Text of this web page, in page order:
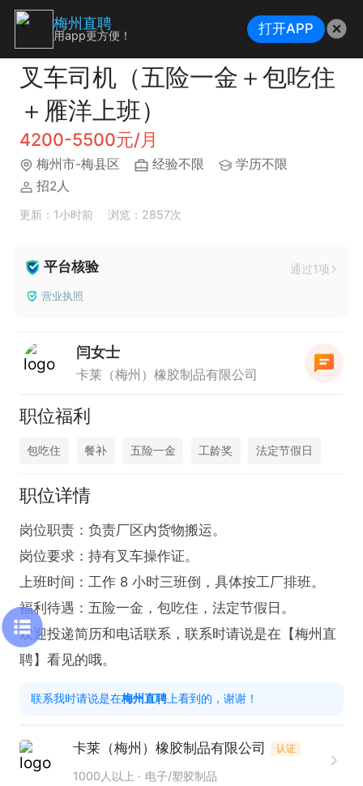
叉车司机（五险一金＋包吃住
＋雁洋上班）
4200-5500元/月
梅州市-梅县区 经验不限
学历不限
招2人
更新：1小时前 浏览：2857次
平台核验 通过1项
营业执照
闫女士
卡莱（梅州）橡胶制品有限公司
职位福利
包吃住 餐补 五险一金 工龄奖 法定节假日
职位详情
岗位职责：负责厂区内货物搬运。
岗位要求：持有叉车操作证。
上班时间：工作 8 小时三班倒，具体按工厂排班。
福利待遇：五险一金，包吃住，法定节假日。
欢迎投递简历和电话联系，联系时请说是在【梅州直
聘】看见的哦。
联系我时请说是在梅州直聘 上看到的，谢谢！
卡莱（梅州）橡胶制品有限公司 认证
1000人以上 电子/塑胶制品
梅州直聘
用app更方便！ 打开APP